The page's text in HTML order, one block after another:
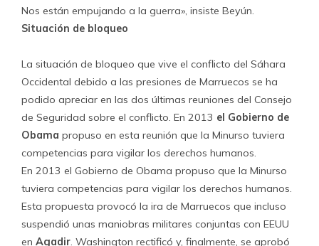
Nos están empujando a la guerra», insiste Beyún.
Situación de bloqueo
La situación de bloqueo que vive el conflicto del Sáhara
Occidental debido a las presiones de Marruecos se ha
podido apreciar en las dos últimas reuniones del Consejo
de Seguridad sobre el conflicto. En 2013 el Gobierno de
Obama propuso en esta reunión que la Minurso tuviera
competencias para vigilar los derechos humanos.
En 2013 el Gobierno de Obama propuso que la Minurso
tuviera competencias para vigilar los derechos humanos.
Esta propuesta provocó la ira de Marruecos que incluso
suspendió unas maniobras militares conjuntas con EEUU
en Agadir. Washington rectificó y, finalmente, se aprobó